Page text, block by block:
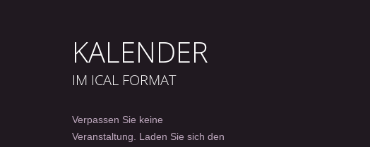
KALENDER
IM ICAL FORMAT
Verpassen Sie keine
Veranstaltung. Laden Sie sich den